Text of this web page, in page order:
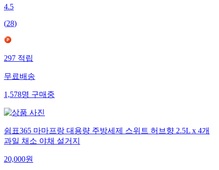
4.5
(28)
297 적립
무료배송
1,578명 구매중
쉼표365 마마프랑 대용량 주방세제 스위트 허브향 2.5L x 4개
과일 채소 야채 설거지
20,000원